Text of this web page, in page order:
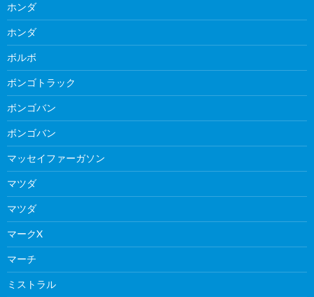
ホンダ
ホンダ
ボルボ
ボンゴトラック
ボンゴバン
ボンゴバン
マッセイファーガソン
マツダ
マツダ
マークX
マーチ
ミストラル